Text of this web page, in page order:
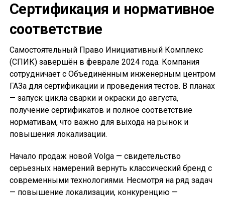
Сертификация и нормативное
соответствие
Самостоятельный Право Инициативный Комплекс
(СПИК) завершён в феврале 2024 года. Компания
сотрудничает с Объединённым инженерным центром
ГАЗа для сертификации и проведения тестов. В планах
— запуск цикла сварки и окраски до августа,
получение сертификатов и полное соответствие
нормативам, что важно для выхода на рынок и
повышения локализации.
Начало продаж новой Volga — свидетельство
серьезных намерений вернуть классический бренд с
современными технологиями. Несмотря на ряд задач
— повышение локализации, конкуренцию —